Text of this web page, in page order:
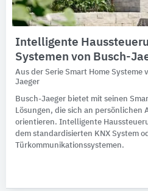
Intelligente
Systemen von Busch-
Aus der Serie Smart Home
Jaeger
Busch-Jaeger bietet mit seinen
Lösungen, die sich an persönlichen
orientieren. Intelligente
dem standardisierten KNX System
Türkommunikationssystemen.